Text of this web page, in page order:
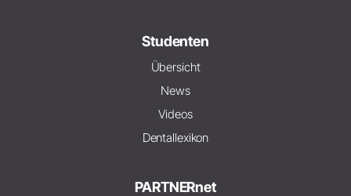
Studenten
Übersicht
News
Videos
Dentallexikon
PARTNERnet